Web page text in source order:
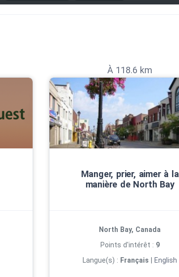
À 118.6 km
Manger, prier, aimer à la
manière de North Bay
North Bay, Canada
Points d'intérêt : 9
Langue(s) : Français English